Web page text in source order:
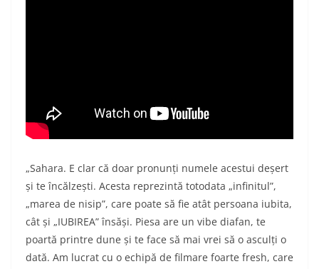
„Sahara. E clar că doar pronunți numele acestui deșert
și te încălzești. Acesta reprezintă totodata „infinitul”,
„marea de nisip”, care poate să fie atât persoana iubita,
cât și „IUBIREA” însăși. Piesa are un vibe diafan, te
poartă printre dune și te face să mai vrei să o asculți o
dată. Am lucrat cu o echipă de filmare foarte fresh, care